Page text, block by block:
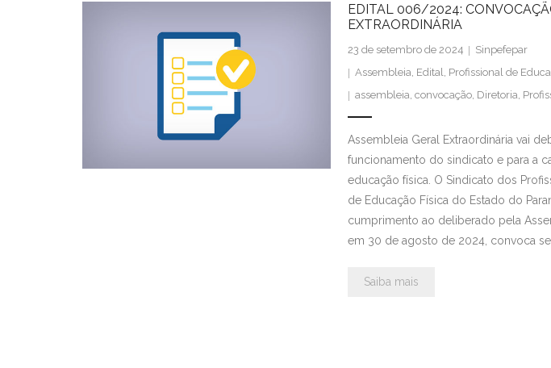
EDITAL 006/2024:
EXTRAORDINÁRIA
23 de setembro de 2024
Sinpefepar
Assembleia Edital Profissional de
assembleia ,convocação Diretoria
Assembleia Geral Extraordinária vai
funcionamento do sindicato e para a
educação física. O Sindicato dos
de Educação Física do Estado do
cumprimento ao deliberado pela
em 30 de agosto de 2024, convoca
Saiba mais